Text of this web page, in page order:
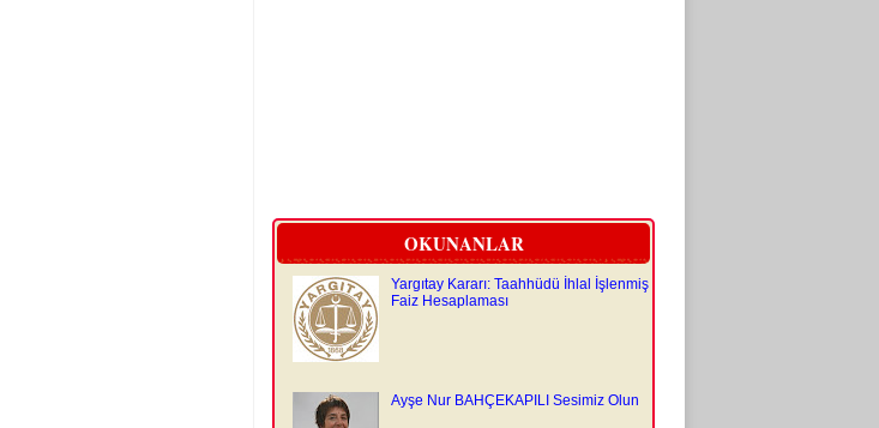
OKUNANLAR
Yargıtay Kararı: Taahhüdü İhlal İşlenmiş
Faiz Hesaplaması
Ayşe Nur BAHÇEKAPILI Sesimiz Olun